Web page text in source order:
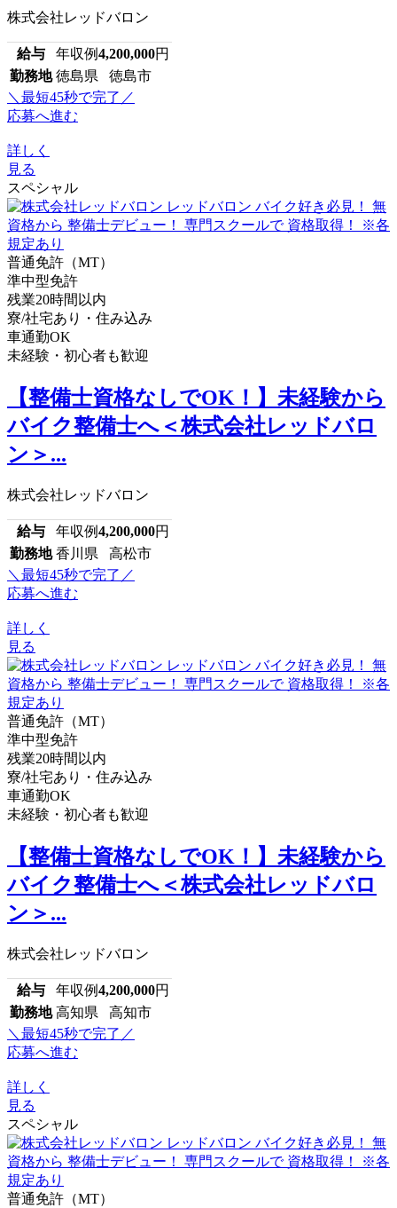
株式会社レッドバロン
給与 年収例4,200,000円
勤務地 徳島県 徳島市
＼最短45秒で完了／
応募へ進む
詳しく
見る
スペシャル
普通免許（MT）
準中型免許
残業20時間以内
寮/社宅あり・住み込み
車通勤OK
未経験・初心者も歓迎
【整備士資格なしでOK！】未経験から
バイク整備士へ＜株式会社レッドバロ
ン＞...
株式会社レッドバロン
給与 年収例4,200,000円
勤務地 香川県 高松市
＼最短45秒で完了／
応募へ進む
詳しく
見る
普通免許（MT）
準中型免許
残業20時間以内
寮/社宅あり・住み込み
車通勤OK
未経験・初心者も歓迎
【整備士資格なしでOK！】未経験から
バイク整備士へ＜株式会社レッドバロ
ン＞...
株式会社レッドバロン
給与 年収例4,200,000円
勤務地 高知県 高知市
＼最短45秒で完了／
応募へ進む
詳しく
見る
スペシャル
普通免許（MT）